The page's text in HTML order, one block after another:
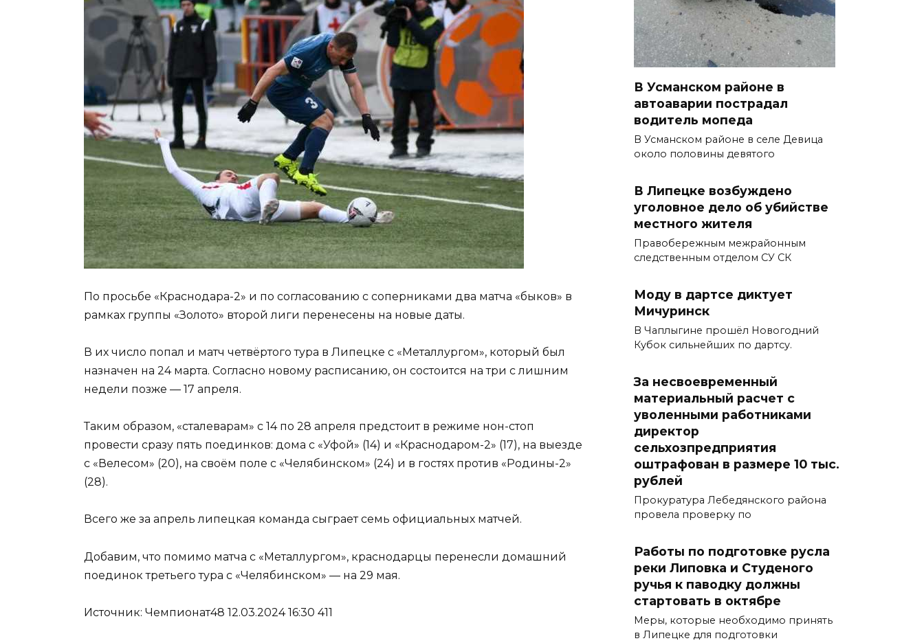
По просьбе «Краснодара-2» и по согласованию с соперниками два матча «быков» в
рамках группы «Золото» второй лиги перенесены на новые даты.
В их число попал и матч четвёртого тура в Липецке с «Металлургом», который был
назначен на 24 марта. Согласно новому расписанию, он состоится на три с лишним
недели позже — 17 апреля.
Таким образом, «сталеварам» с 14 по 28 апреля предстоит в режиме нон-стоп
провести сразу пять поединков: дома с «Уфой» (14) и «Краснодаром-2» (17), на выезде
с «Велесом» (20), на своём поле с «Челябинском» (24) и в гостях против «Родины-2»
(28).
Всего же за апрель липецкая команда сыграет семь официальных матчей.
Добавим, что помимо матча с «Металлургом», краснодарцы перенесли домашний
поединок третьего тура с «Челябинском» — на 29 мая.
Источник: Чемпионат48 12.03.2024 16:30 411
В Усманском районе в
автоаварии пострадал
водитель мопеда
В Усманском районе в селе Девица
около половины девятого
В Липецке возбуждено
уголовное дело об убийстве
местного жителя
Правобережным межрайонным
следственным отделом СУ СК
Моду в дартсе диктует
Мичуринск
В Чаплыгине прошёл Новогодний
Кубок сильнейших по дартсу.
За несвоевременный
материальный расчет с
уволенными работниками
директор
сельхозпредприятия
оштрафован в размере 10 тыс.
рублей
Прокуратура Лебедянского района
провела проверку по
Работы по подготовке русла
реки Липовка и Студеного
ручья к паводку должны
стартовать в октябре
Меры, которые необходимо принять
в Липецке для подготовки